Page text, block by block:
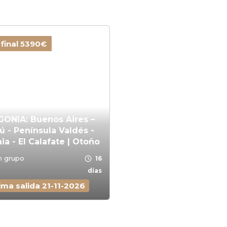
5390€
Buenos Aires –
- Península Valdés -
- El Calafate | Otoño
grupo schedule 16
días
salida 21-11-2026